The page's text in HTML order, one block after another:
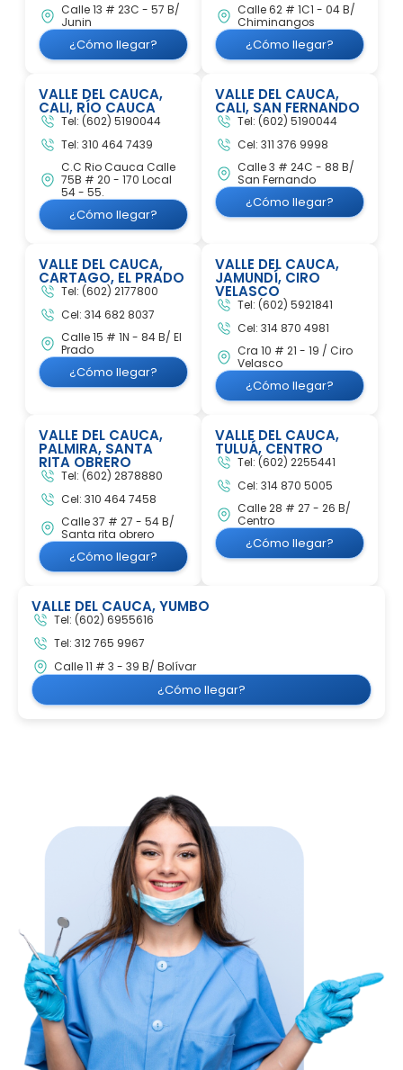
Calle 13 # 23C - 57 B/
Junin
¿Cómo llegar?
Calle 62 # 1C1 - 04 B/
Chiminangos
¿Cómo llegar?
VALLE DEL CAUCA,
CALI, RÍO CAUCA
Tel: (602) 5190044
Tel: 310 464 7439
C.C Rio Cauca Calle
75B # 20 - 170 Local
54 - 55.
¿Cómo llegar?
VALLE DEL CAUCA,
CALI, SAN FERNANDO
Tel: (602) 5190044
Cel: 311 376 9998
Calle 3 # 24C - 88 B/
San Fernando
¿Cómo llegar?
VALLE DEL CAUCA,
CARTAGO, EL PRADO
Tel: (602) 2177800
Cel: 314 682 8037
Calle 15 # 1N - 84 B/ El
Prado
¿Cómo llegar?
VALLE DEL CAUCA,
JAMUNDÍ, CIRO
VELASCO
Tel: (602) 5921841
Cel: 314 870 4981
Cra 10 # 21 - 19 / Ciro
Velasco
¿Cómo llegar?
VALLE DEL CAUCA,
PALMIRA, SANTA
RITA OBRERO
Tel: (602) 2878880
Cel: 310 464 7458
Calle 37 # 27 - 54 B/
Santa rita obrero
¿Cómo llegar?
VALLE DEL CAUCA,
TULUÁ, CENTRO
Tel: (602) 2255441
Cel: 314 870 5005
Calle 28 # 27 - 26 B/
Centro
¿Cómo llegar?
VALLE DEL CAUCA, YUMBO
Tel: (602) 6955616
Tel: 312 765 9967
Calle 11 # 3 - 39 B/ Bolívar
¿Cómo llegar?